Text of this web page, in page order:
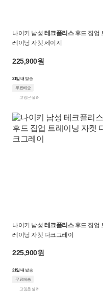
나이키 남성 테크플리스후드 집업
레이닝 자켓 세이지
225,900원
21일 내 발송
무료배송
고잉온 셀러
나이키 남성 테크플리스후드 집업
레이닝 자켓 다크그레이
225,900원
21일 내 발송
무료배송
고잉온 셀러